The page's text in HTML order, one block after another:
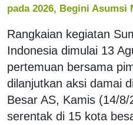
pada 2026, Begini Asumsi
Rangkaian kegiatan
Indonesia dimulai 13
pertemuan bersama
dilanjutkan aksi damai
Besar AS, Kamis (14/
serentak di 15 kota